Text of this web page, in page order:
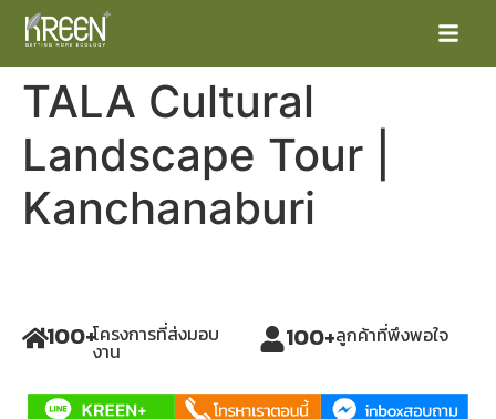
หน้าแรก
โครงการต่าง
ข่าวสารและกิจกรรม
TALA Cultural
Landscape Tour |
Kanchanaburi
100+โครงการที่ส่งมอบ
งาน 100+ลูกค้าที่พึงพอใจ